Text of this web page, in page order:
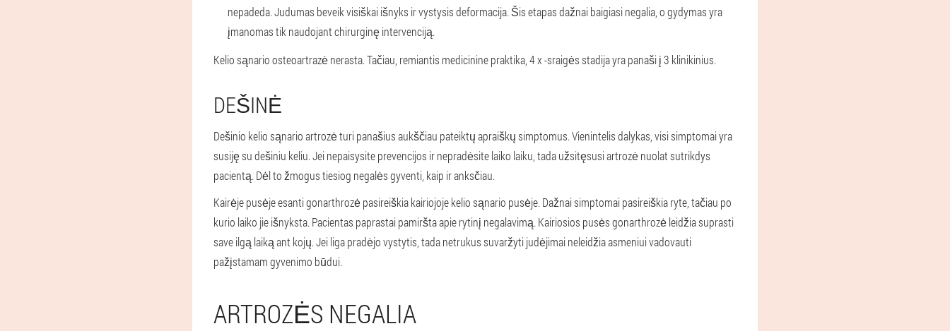
nepadeda. Judumas beveik visiškai išnyks ir vystysis deformacija. Šis etapas dažnai baigiasi negalia, o gydymas yra
įmanomas tik naudojant chirurginę intervenciją.
Kelio sąnario osteoartrazė nerasta. Tačiau, remiantis medicinine praktika, 4 x -sraigės stadija yra panaši į 3 klinikinius.
DEŠINĖ
Dešinio kelio sąnario artrozė turi panašius aukščiau pateiktų apraiškų simptomus. Vienintelis dalykas, visi simptomai yra
susiję su dešiniu keliu. Jei nepaisysite prevencijos ir nepradėsite laiko laiku, tada užsitęsusi artrozė nuolat sutrikdys
pacientą. Dėl to žmogus tiesiog negalės gyventi, kaip ir anksčiau.
Kairėje pusėje esanti gonarthrozė pasireiškia kairiojoje kelio sąnario pusėje. Dažnai simptomai pasireiškia ryte, tačiau po
kurio laiko jie išnyksta. Pacientas paprastai pamiršta apie rytinį negalavimą. Kairiosios pusės gonarthrozė leidžia suprasti
save ilgą laiką ant kojų. Jei liga pradėjo vystytis, tada netrukus suvaržyti judėjimai neleidžia asmeniui vadovauti
pažįstamam gyvenimo būdui.
ARTROZĖS NEGALIA